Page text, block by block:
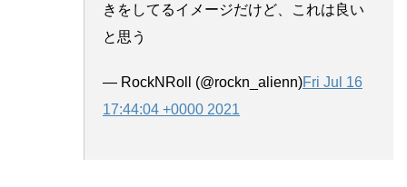
きをしてるイメージだけど、これは良い
と思う
— RockNRoll (@rockn_alienn)Fri Jul 16
17:44:04 +0000 2021